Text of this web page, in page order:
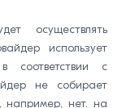
осуществлять
использует
соответствии с
не собирает
например, нет. на